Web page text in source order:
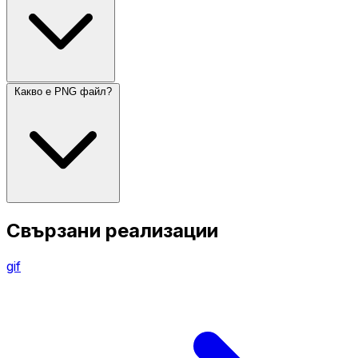
Какво е PNG файл?
Свързани реализации
gif